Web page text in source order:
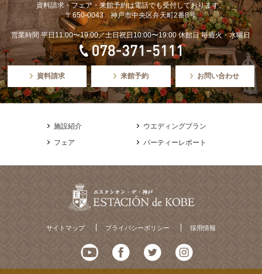
資料請求・フェア・来館予約は電話でも受付しております。
〒650-0043 神戸市中央区弁天町2番8号
営業時間 平日11:00〜19:00／土日祝日10:00〜19:00 休館日 毎週火・水曜日
資料請求 来館予約 お問い合わせ
施設紹介
ウエディングプラン
フェア
パーティーレポート
サイトマップ プライバシーポリシー 採用情報